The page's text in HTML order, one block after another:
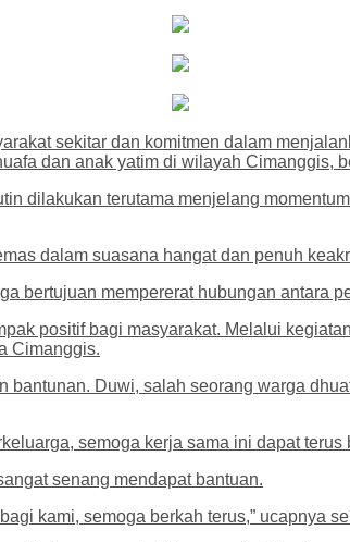
sekitar dan komitmen dalam
dan anak yatim di wilayah Cimanggis,
dilakukan terutama menjelang
dalam suasana hangat dan penuh
bertujuan mempererat hubungan antara
positif bagi masyarakat. Melalui
Cimanggis.
Duwi, salah seorang warga
semoga kerja sama ini dapat terus
senang mendapat bantuan.
kami, semoga berkah terus,” ucapnya